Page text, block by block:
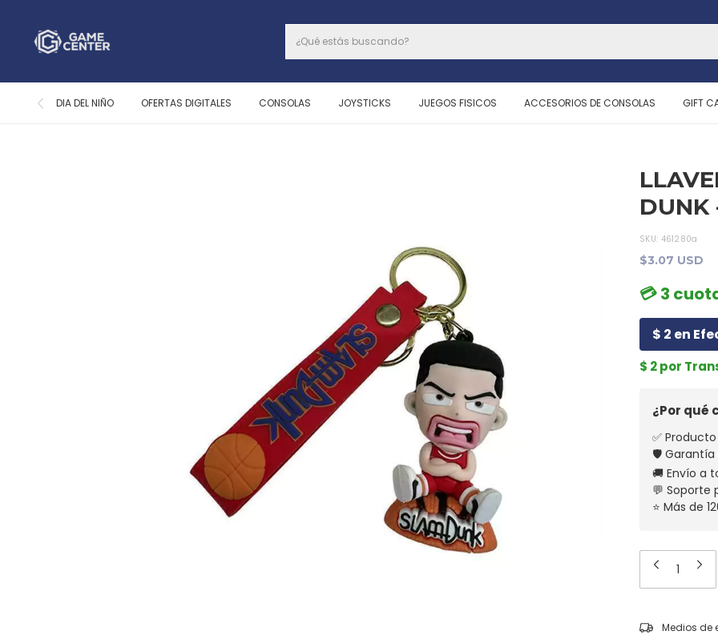
DIA DEL NIÑO OFERTAS DIGITALES CONSOLAS JOYSTICKS JUEGOS FISICOS ACCESORIOS DE CONSOLAS GIFT
DUNK
SKU: 461280a
$3.07 USD
💳 3
$ 2 en
$ 2 por
¿Por qué
✅
🛡️ Garantía
🚚 Envío a
💬 Soporte
⭐ Más de
Entregas para
Medios de